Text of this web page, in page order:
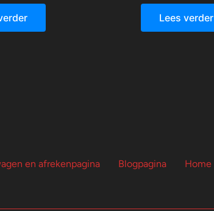
Lees verder
en afrekenpagina Blogpagina Home